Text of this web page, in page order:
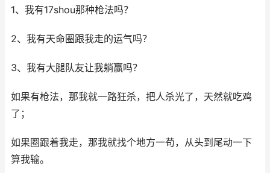
1、我有17shou那种枪法吗？
2、我有天命圈跟我走的运气吗？
3、我有大腿队友让我躺赢吗？
如果有枪法，那我就一路狂杀，把人杀光了，天然就吃鸡
了；
如果圈跟着我走，那我就找个地方一苟，从头到尾动一下
算我输。